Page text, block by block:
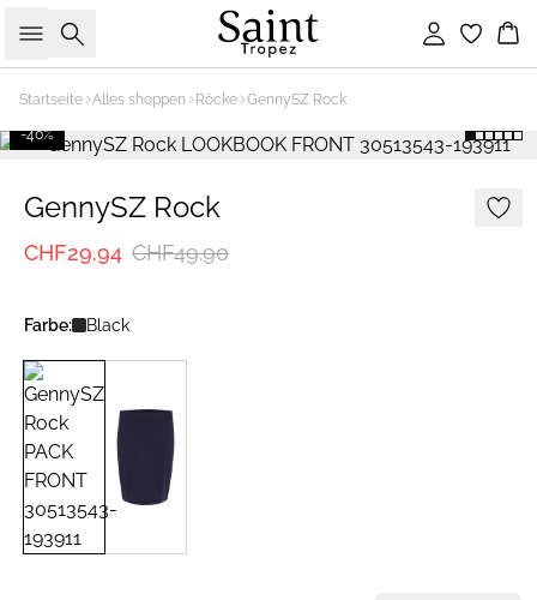
Suche Einloggen
Startseite Alles shoppen Röcke GennySZ Rock
-40%
GennySZ Rock
CHF29.94 CHF49.90
Farbe: Black